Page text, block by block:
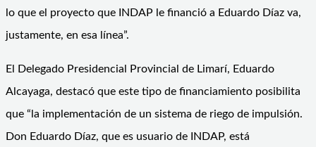
lo que el proyecto que INDAP le financió a Eduardo Díaz va,
justamente, en esa línea”.
El Delegado Presidencial Provincial de Limarí, Eduardo
Alcayaga, destacó que este tipo de financiamiento posibilita
que “la implementación de un sistema de riego de impulsión.
Don Eduardo Díaz, que es usuario de INDAP, está